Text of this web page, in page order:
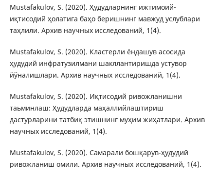
Mustafakulov, S. (2020). Ҳудудларнинг ижтимоий-
иқтисодий ҳолатига баҳо беришнинг мавжуд услублари
таҳлили. Архив научных исследований, 1(4).
Mustafakulov, S. (2020). Кластерли ёндашув асосида
ҳудудий инфратузилмани шакллантиришда устувор
йўналишлари. Архив научных исследований, 1(4).
Mustafakulov, S. (2020). Иқтисодий ривожланишни
таьминлаш: Ҳудудларда маҳаллийлаштириш
дастурларини татбиқ этишнинг муҳим жиҳатлари. Архив
научных исследований, 1(4).
Mustafakulov, S. (2020). Самарали бошқарув-ҳудудий
ривожланиш омили. Архив научных исследований, 1(4).